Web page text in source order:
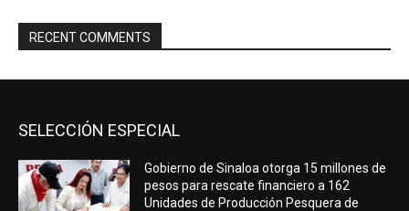
RECENT COMMENTS
SELECCIÓN ESPECIAL
Gobierno de Sinaloa otorga 15 millones de
pesos para rescate financiero a 162
Unidades de Producción Pesquera de